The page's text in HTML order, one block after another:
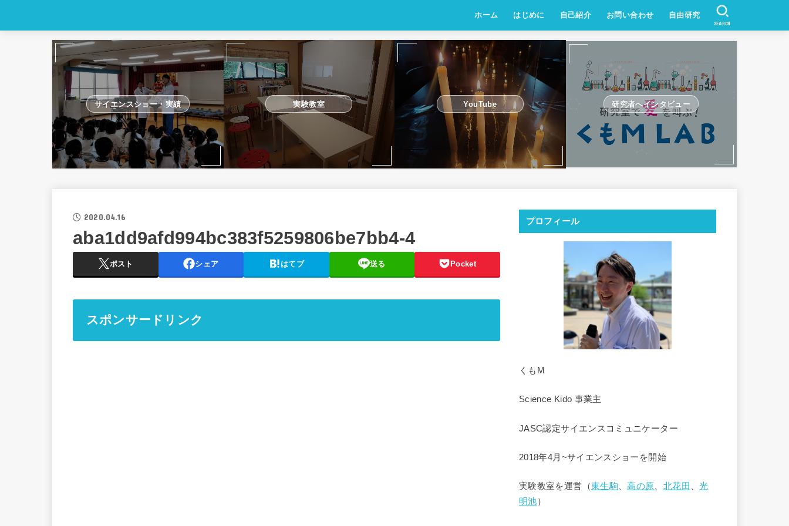
ホーム はじめに 自己紹介 お問い合わせ 自由研究
SEARCH
サイエンスショー・実績 実験教室 YouTube 研究者へインタビュー
2020.04.16
aba1dd9afd994bc383f5259806be7bb4-4
ポスト シェア はてブ 送る Pocket
スポンサードリンク
プロフィール
くもM
Science Kido 事業主
JASC認定サイエンスコミュニケーター
2018年4月~サイエンスショーを開始
実験教室を運営（東生駒 、高の原 北花田 、光
明池）